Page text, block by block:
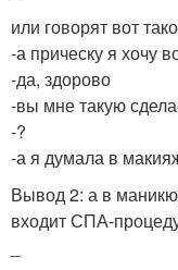
или говорят вот
-а прическу я хочу
-да, здорово
-вы мне такую
-?
-а я думала в
Вывод 2: а в
входит СПА-